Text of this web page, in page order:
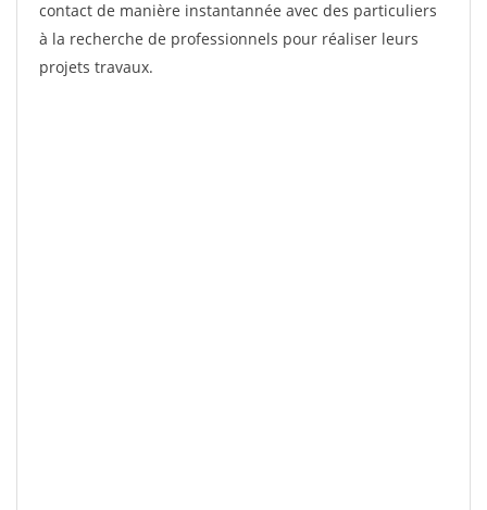
contact de manière instantannée avec des particuliers
à la recherche de professionnels pour réaliser leurs
projets travaux.